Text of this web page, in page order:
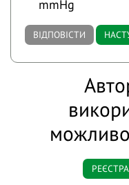
mmHg
ВІДПОВІСТИ